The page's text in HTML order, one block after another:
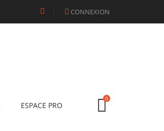
 CONNEXION
ESPACE PRO
0